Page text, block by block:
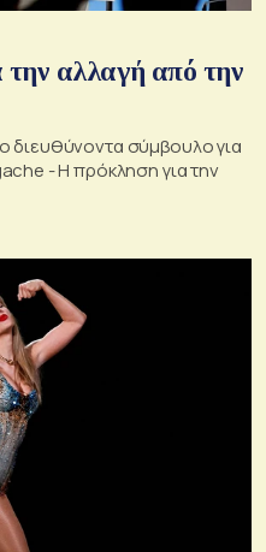
αλλαγή από την
διευθύνοντα σύμβουλο για
- Η πρόκληση για την